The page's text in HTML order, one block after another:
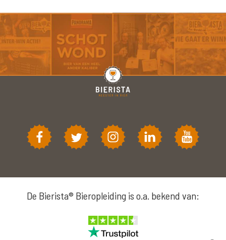
De Bierista® Bieropleiding is o.a. bekend van: